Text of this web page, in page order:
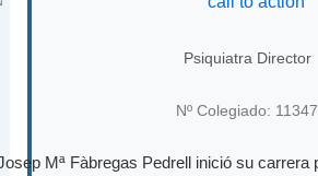
Psiquiatra Director
Nº Colegiado: 11347
Mª Fàbregas Pedrell inició su carrera